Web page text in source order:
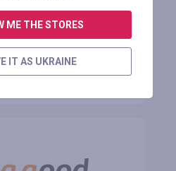
ME THE STORES
IT AS UKRAINE